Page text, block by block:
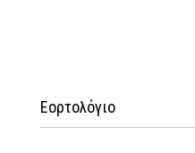
Εορτολόγιο